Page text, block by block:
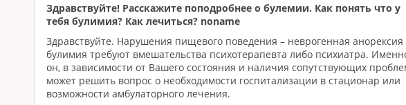
Здравствуйте! Расскажите поподробнее о булемии. Как понять что у
тебя булимия? Как лечиться? noname
Здравствуйте. Нарушения пищевого поведения – неврогенная анорексия
булимия требуют вмешательства психотерапевта либо психиатра.
он, в зависимости от Вашего состояния и наличия сопутствующих
может решить вопрос о необходимости госпитализации в стационар или
возможности амбулаторного лечения.